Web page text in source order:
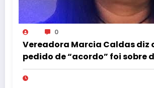
0
Vereadora Marcia Caldas diz
pedido de “acordo” foi sobre
institucional